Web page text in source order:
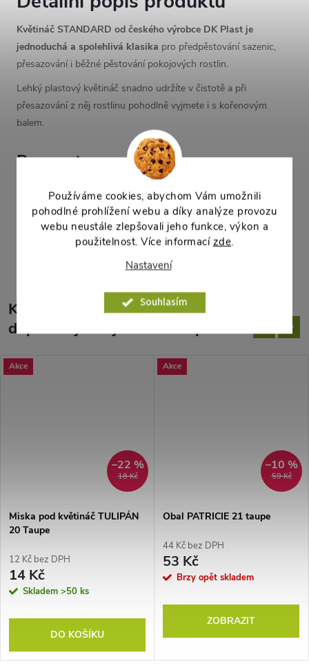
Používáme cookies, abychom Vám umožnili
pohodlné prohlížení webu a díky analýze provozu
webu neustále zlepšovali jeho funkce, výkon a
použitelnost. Více informací zde.
Nastavení
Souhlasím
Květináč STANDARD od českého výrobce DK Plast je
jednoduchá a spolehlivá klasika pro předpěstování sazenic,
přesazování i běžné pěstování pokojových rostlin.
Lehký plastový květináč snadno udržíte v čistotě a při
přesazování z něj rostlinu pohodlně vyjmete i s kořenovým
balem.
Parametry
výška: 15,8 cm
Parametry produktu
K tomuto produktu
doporučujeme ještě dokoupit
Akce
18 Kč
–22 %
Miska pod květináč TULIPÁN
20 Taupe
12 Kč bez DPH
14 Kč
Skladem >50 ks
DO KOŠÍKU
Akce
59 Kč
–10 %
Obal PATRICIE 21 taupe
44 Kč bez DPH
53 Kč
Brzy opět skladem
ZOBRAZIT